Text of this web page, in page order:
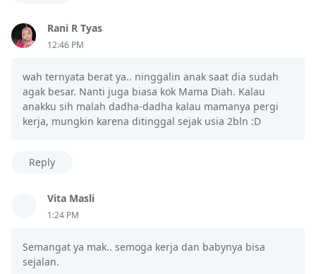
Rani R Tyas
12:46 PM
wah ternyata berat ya.. ninggalin anak saat dia sudah
agak besar. Nanti juga biasa kok Mama Diah. Kalau
anakku sih malah dadha-dadha kalau mamanya pergi
kerja, mungkin karena ditinggal sejak usia 2bln :D
Reply
Vita Masli
1:24 PM
Semangat ya mak.. semoga kerja dan babynya bisa
sejalan.